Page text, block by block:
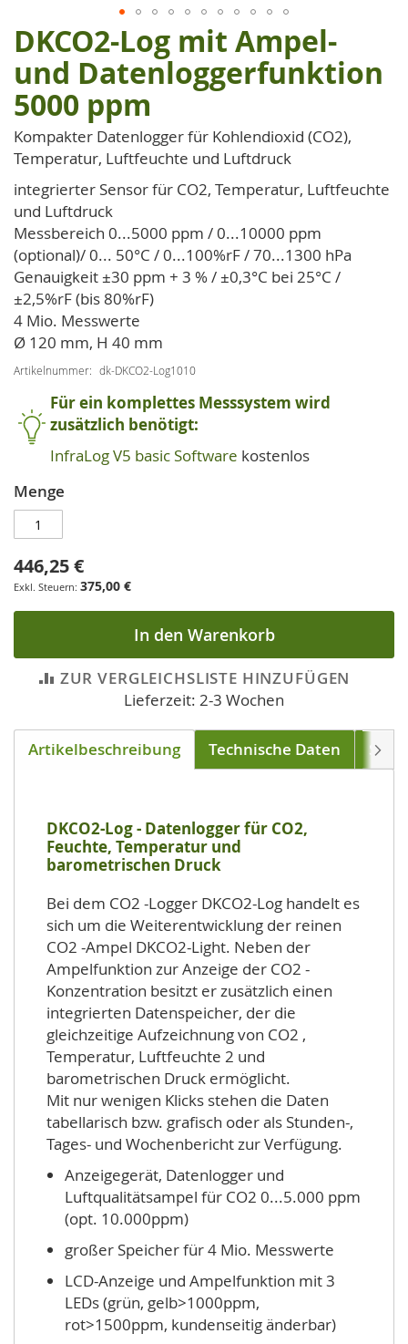
Zum
Anfang
der
Bildgalerie
springen
DKCO2-Log mit Ampel-
und Datenloggerfunktion
5000 ppm
Kompakter Datenlogger für Kohlendioxid (CO2),
Temperatur, Luftfeuchte und Luftdruck
integrierter Sensor für CO2, Temperatur, Luftfeuchte
und Luftdruck
Messbereich 0...5000 ppm / 0...10000 ppm
(optional)/ 0... 50°C / 0...100%rF / 70...1300 hPa
Genauigkeit ±30 ppm + 3 % / ±0,3°C bei 25°C /
±2,5%rF (bis 80%rF)
4 Mio. Messwerte
Ø 120 mm, H 40 mm
Artikelnummer dk-DKCO2-Log1010
Für ein komplettes Messsystem wird
zusätzlich benötigt:
InfraLog V5 basic Software kostenlos
Menge
446,25 €
375,00 €
In den Warenkorb
ZUR VERGLEICHSLISTE HINZUFÜGEN
Lieferzeit: 2-3 Wochen
Artikelbeschreibung Technische Daten
DKCO2-Log - Datenlogger für CO2,
Feuchte, Temperatur und
barometrischen Druck
Bei dem CO2 -Logger DKCO2-Log handelt es
sich um die Weiterentwicklung der reinen
CO2 -Ampel DKCO2-Light. Neben der
Ampelfunktion zur Anzeige der CO2 -
Konzentration besitzt er zusätzlich einen
integrierten Datenspeicher, der die
gleichzeitige Aufzeichnung von CO2 ,
Temperatur, Luftfeuchte 2 und
barometrischen Druck ermöglicht.
Mit nur wenigen Klicks stehen die Daten
tabellarisch bzw. grafisch oder als Stunden-,
Tages- und Wochenbericht zur Verfügung.
Anzeigegerät, Datenlogger und
Luftqualitätsampel für CO2 0...5.000 ppm
(opt. 10.000ppm)
großer Speicher für 4 Mio. Messwerte
LCD-Anzeige und Ampelfunktion mit 3
LEDs (grün, gelb>1000ppm,
rot>1500ppm, kundenseitig änderbar)